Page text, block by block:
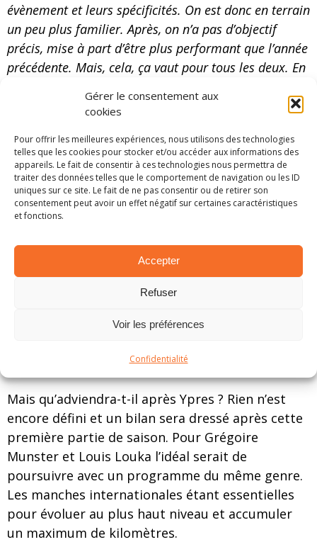
Gérer le consentement aux
cookies
Pour offrir les meilleures expériences, nous utilisons des technologies
telles que les cookies pour stocker et/ou accéder aux informations des
appareils. Le fait de consentir à ces technologies nous permettra de
traiter des données telles que le comportement de navigation ou les ID
uniques sur ce site. Le fait de ne pas consentir ou de retirer son
consentement peut avoir un effet négatif sur certaines caractéristiques
et fonctions.
Accepter
Refuser
Voir les préférences
Confidentialité
évènement et leurs spécificités. On est donc en terrain
un peu plus familier. Après, on n’a pas d’objectif
précis, mise à part d’être plus performant que l’année
précédente. Mais, cela, ça vaut pour tous les deux. En
vraiment. Il n’y a pas d’objectif précis parce qu’on
situation.”
© Matthis Demoulin – Photographre
Mais qu’adviendra-t-il après Ypres ? Rien n’est
encore défini et un bilan sera dressé après cette
première partie de saison. Pour Grégoire
Munster et Louis Louka l’idéal serait de
poursuivre avec un programme du même genre.
Les manches internationales étant essentielles
pour évoluer au plus haut niveau et accumuler
un maximum de kilomètres.